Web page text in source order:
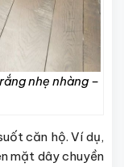
nhẹ nhàng –
căn hộ. Ví dụ,
mặt dây chuyền